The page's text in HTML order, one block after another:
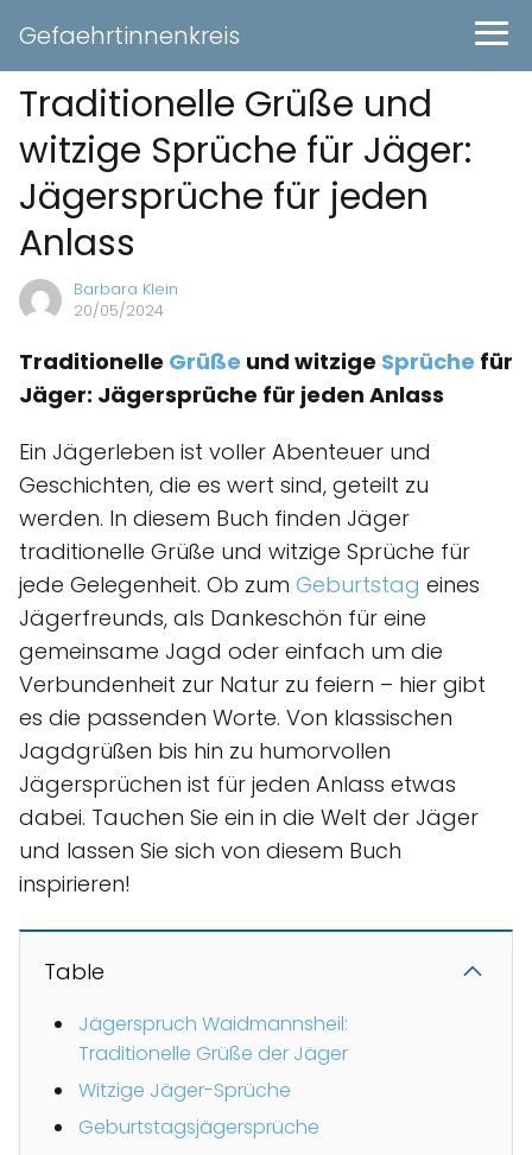
Gefaehrtinnenkreis
Traditionelle Grüße und
witzige Sprüche für Jäger:
Jägersprüche für jeden
Anlass
Barbara Klein
20/05/2024
Traditionelle Grüße und witzige Sprüche für
Jäger: Jägersprüche für jeden Anlass
Ein Jägerleben ist voller Abenteuer und
Geschichten, die es wert sind, geteilt zu
werden. In diesem Buch finden Jäger
traditionelle Grüße und witzige Sprüche für
jede Gelegenheit. Ob zum Geburtstag eines
Jägerfreunds, als Dankeschön für eine
gemeinsame Jagd oder einfach um die
Verbundenheit zur Natur zu feiern – hier gibt
es die passenden Worte. Von klassischen
Jagdgrüßen bis hin zu humorvollen
Jägersprüchen ist für jeden Anlass etwas
dabei. Tauchen Sie ein in die Welt der Jäger
und lassen Sie sich von diesem Buch
inspirieren!
Table
Jägerspruch Waidmannsheil:
Traditionelle Grüße der Jäger
Witzige Jäger-Sprüche
Geburtstagsjägersprüche